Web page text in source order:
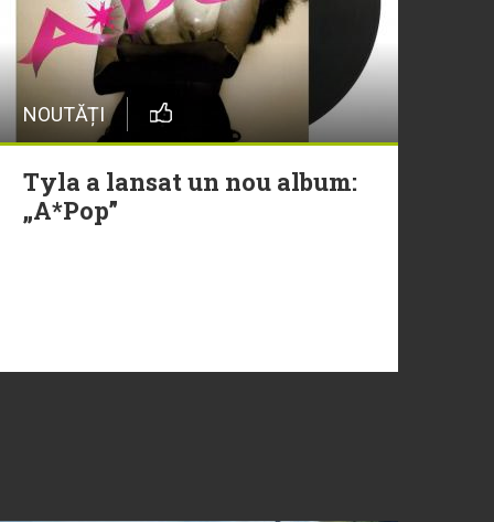
NOUTĂȚI
Tyla a lansat un nou album:
„A*Pop”